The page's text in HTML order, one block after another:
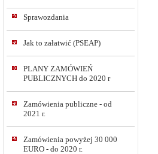
Sprawozdania
Jak to załatwić (PSEAP)
PLANY ZAMÓWIEŃ
PUBLICZNYCH do 2020 r
Zamówienia publiczne - od
2021 r.
Zamówienia powyżej 30 000
EURO - do 2020 r.